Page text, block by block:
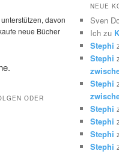
davon
neue Bücher
ODER
NEUE
Sven
Ich zu
Stephi
Stephi
Stephi
Stephi
Stephi
Stephi
Stephi